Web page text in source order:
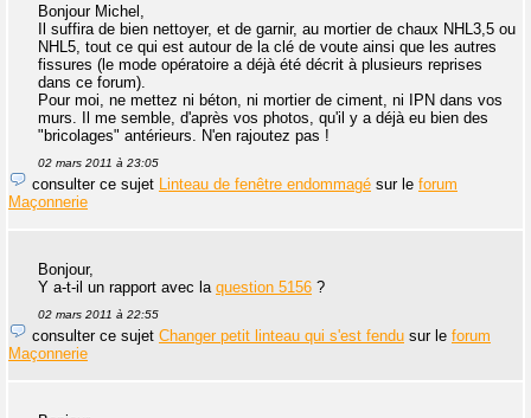
Bonjour Michel,
Il suffira de bien nettoyer, et de garnir, au mortier de chaux NHL3,5 ou
NHL5, tout ce qui est autour de la clé de voute ainsi que les autres
fissures (le mode opératoire a déjà été décrit à plusieurs reprises
dans ce forum).
Pour moi, ne mettez ni béton, ni mortier de ciment, ni IPN dans vos
murs. Il me semble, d'après vos photos, qu'il y a déjà eu bien des
"bricolages" antérieurs. N'en rajoutez pas !
02 mars 2011 à 23:05
consulter ce sujet Linteau de fenêtre endommagé sur le forum
Maçonnerie
Bonjour,
Y a-t-il un rapport avec la question 5156 ?
02 mars 2011 à 22:55
consulter ce sujet Changer petit linteau qui s'est fendu sur le forum
Maçonnerie